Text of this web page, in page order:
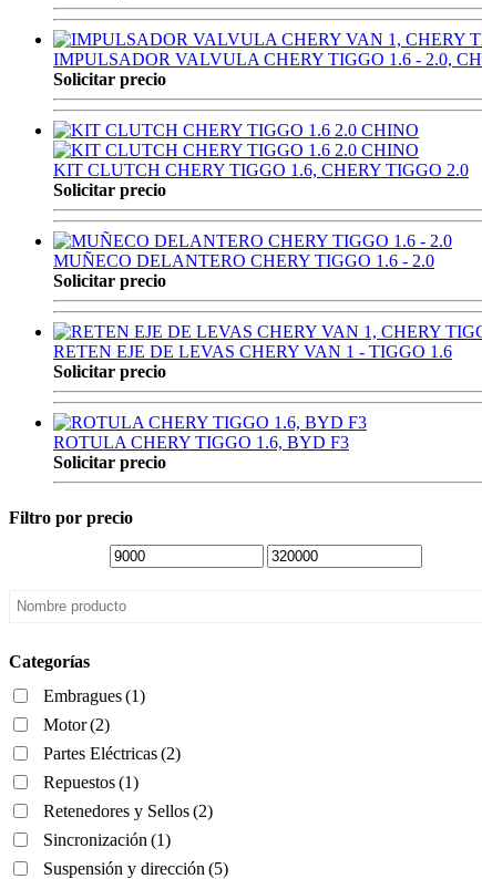
IMPULSADOR VALVULA CHERY TIGGO 1.6 - 2.0,
Solicitar precio
KIT CLUTCH CHERY TIGGO 1.6, CHERY TIGGO 2.0
Solicitar precio
MUÑECO DELANTERO CHERY TIGGO 1.6 - 2.0
Solicitar precio
RETEN EJE DE LEVAS CHERY VAN 1 - TIGGO 1.6
Solicitar precio
ROTULA CHERY TIGGO 1.6, BYD F3
Solicitar precio
Filtro por precio
Categorías
Embragues(1)
Motor(2)
Partes Eléctricas(2)
Repuestos(1)
Retenedores y Sellos(2)
Sincronización (1)
Suspensión y dirección (5)